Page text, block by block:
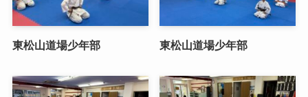
東松山道場少年部 東松山道場少年部